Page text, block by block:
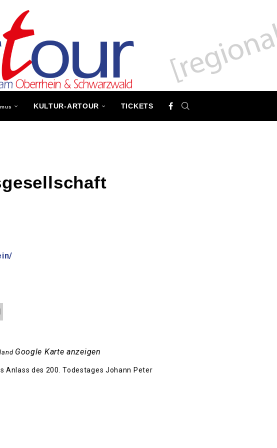
KULTUR-ARTOUR TICKETS
Google Karte anzeigen
Anlass des 200. Todestages Johann Peter